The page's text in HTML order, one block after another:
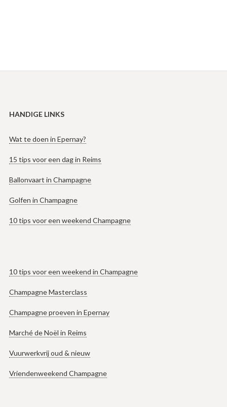
HANDIGE LINKS
Wat te doen in Epernay?
15 tips voor een dag in Reims
Ballonvaart in Champagne
Golfen in Champagne
10 tips voor een weekend Champagne
10 tips voor een weekend in Champagne
Champagne Masterclass
Champagne proeven in Epernay
Marché de Noël in Reims
Vuurwerkvrij oud & nieuw
Vriendenweekend Champagne